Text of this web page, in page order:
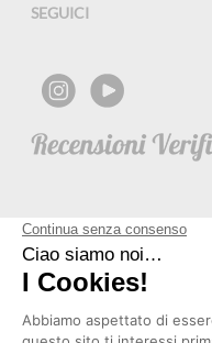
SEGUICI
NEWSLETTER